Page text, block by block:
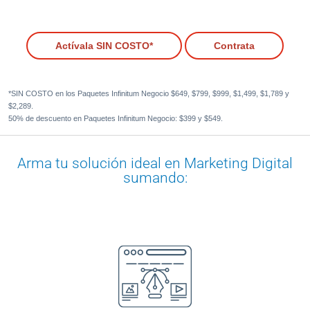
Actívala SIN COSTO* Contrata
*SIN COSTO en los Paquetes Infinitum Negocio $649, $799, $999, $1,499, $1,789 y
$2,289.
50% de descuento en Paquetes Infinitum Negocio: $399 y $549.
Arma tu solución ideal en Marketing Digital
sumando: